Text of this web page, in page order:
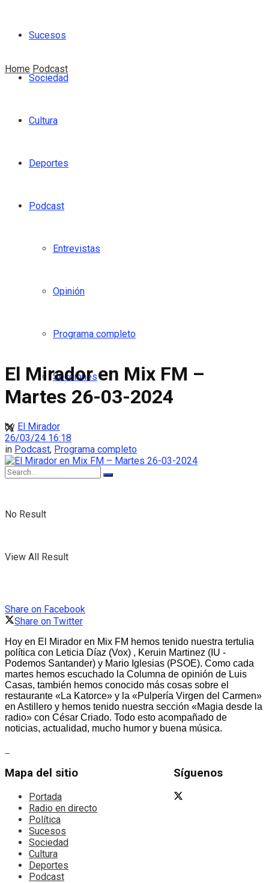
Sucesos
Sociedad
Cultura
Deportes
Podcast
Entrevistas
Opinión
Programa completo
Secciones
No Result
View All Result
Home Podcast
El Mirador en Mix FM –
Martes 26-03-2024
by El Mirador
26/03/24 16:18
in Podcast, Programa completo
Share on Facebook
Share on Twitter
Hoy en El Mirador en Mix FM hemos tenido nuestra tertulia
política con Leticia Díaz (Vox) , Keruin Martinez (IU -
Podemos Santander) y Mario Iglesias (PSOE). Como cada
martes hemos escuchado la Columna de opinión de Luis
Casas, también hemos conocido más cosas sobre el
restaurante «La Katorce» y la «Pulpería Virgen del Carmen»
en Astillero y hemos tenido nuestra sección «Magia desde la
radio» con César Criado. Todo esto acompañado de
noticias, actualidad, mucho humor y buena música.
Mapa del sitio
Portada
Radio en directo
Política
Sucesos
Sociedad
Cultura
Deportes
Podcast
Síguenos